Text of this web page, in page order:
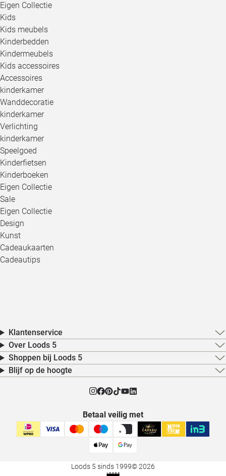
Eigen Collectie
Kids
Kids meubels
Kinderbedden
Kindermeubels
Kids accessoires
Accessoires
kinderkamer
Wanddecoratie
kinderkamer
Verlichting
kinderkamer
Speelgoed
Kinderfietsen
Kinderboeken
Eigen Collectie
Sale
Eigen Collectie
Design
Kunst
Cadeaukaarten
Cadeautips
Klantenservice
Over Loods 5
Shoppen bij Loods 5
Blijf op de hoogte
Betaal veilig met
Loods 5 sinds 1999© 2026